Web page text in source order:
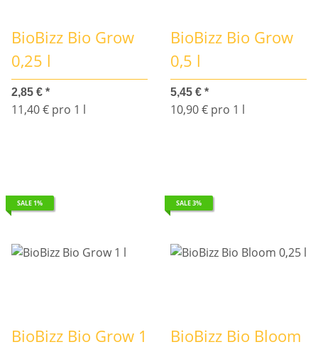
BioBizz Bio Grow
0,25 l
2,85 € *
11,40 € pro 1 l
BioBizz Bio Grow
0,5 l
5,45 € *
10,90 € pro 1 l
SALE 1%
BioBizz Bio Grow 1
SALE 3%
BioBizz Bio Bloom